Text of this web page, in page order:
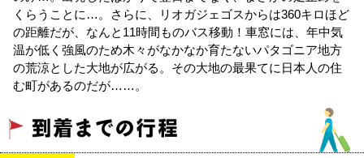
くらうことに…。さらに、リオガジェゴスからは360キロほど
の距離だが、なんと11時間ものバス移動！車窓には、年中気
温が低く強風のため木々がなかなか育たないパタゴニア地方
の荒涼とした大地が広がる。その大地の最果てに日本人の住
む町があるのだが……。